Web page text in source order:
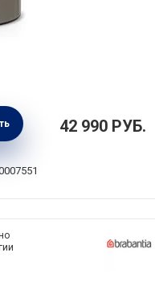
NewIcon, 30л,
11444142 990 РУБ.